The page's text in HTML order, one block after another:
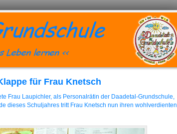
für Frau Knetsch
Frau Laupichler, als Personalrätin der Daadetal-Grundschule,
dieses Schuljahres tritt Frau Knetsch nun ihren wohlverdienten